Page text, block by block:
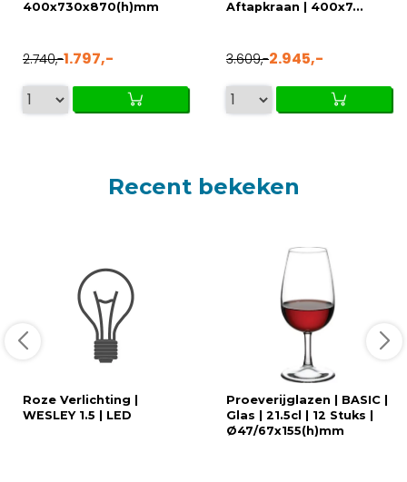
400x730x870(h)mm
2.740,-1.797,-
Aftapkraan | 400x7...
3.609,-2.945,-
Recent bekeken
Roze Verlichting |
WESLEY 1.5 | LED
Proeverijglazen | BASIC |
Glas | 21.5cl | 12 Stuks |
Ø47/67x155(h)mm